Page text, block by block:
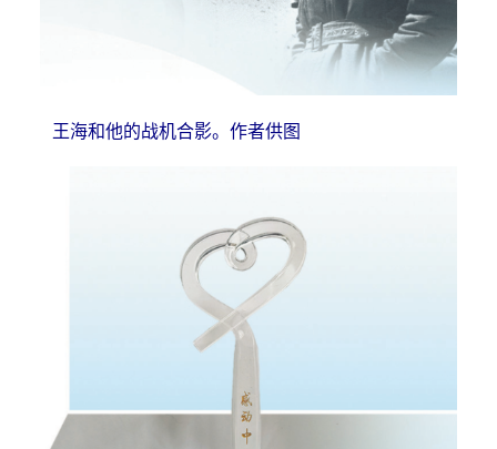
王海和他的战机合影。作者供图